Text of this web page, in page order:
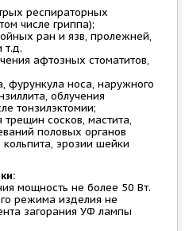
респираторных
числе гриппа);
ран и язв, пролежней,
т.д.
афтозных стоматитов,
фурункула носа, наружного
облучения
тонзилэктомии;
трещин сосков, мастита,
половых органов
кольпита, эрозии шейки
мощность не более 50 Вт.
режима изделия не
загорания УФ лампы